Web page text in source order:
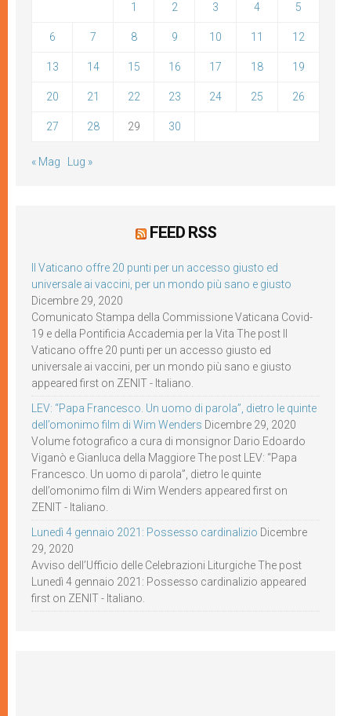
1 2 3 4 5
6 7 8 9 10 11 12
13 14 15 16 17 18 19
20 21 22 23 24 25 26
27 28 29 30
« Mag Lug »
FEED RSS
Il Vaticano offre 20 punti per un accesso giusto ed
universale ai vaccini, per un mondo più sano e giusto
Dicembre 29, 2020
Comunicato Stampa della Commissione Vaticana Covid-
19 e della Pontificia Accademia per la Vita The post Il
Vaticano offre 20 punti per un accesso giusto ed
universale ai vaccini, per un mondo più sano e giusto
appeared first on ZENIT - Italiano.
LEV: “Papa Francesco. Un uomo di parola”, dietro le quinte
dell’omonimo film di Wim Wenders Dicembre 29, 2020
Volume fotografico a cura di monsignor Dario Edoardo
Viganò e Gianluca della Maggiore The post LEV: “Papa
Francesco. Un uomo di parola”, dietro le quinte
dell’omonimo film di Wim Wenders appeared first on
ZENIT - Italiano.
Lunedì 4 gennaio 2021: Possesso cardinalizio Dicembre
29, 2020
Avviso dell’Ufficio delle Celebrazioni Liturgiche The post
Lunedì 4 gennaio 2021: Possesso cardinalizio appeared
first on ZENIT - Italiano.